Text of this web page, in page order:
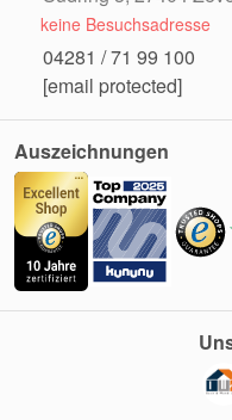
keine Besuchsadresse
04281 / 71 99 100
[email protected]
Auszeichnungen